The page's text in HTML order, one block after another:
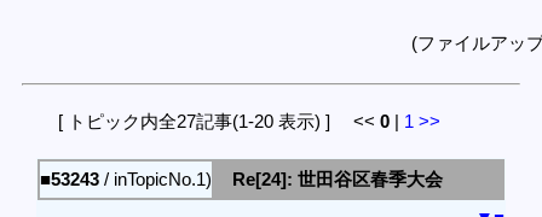
(ファイルアッ
[ トピック内全27記事(1-20 表示) ] << 0 | 1 >>
■53243 / inTopicNo.1)
Re[24]: 世田谷区春季大会